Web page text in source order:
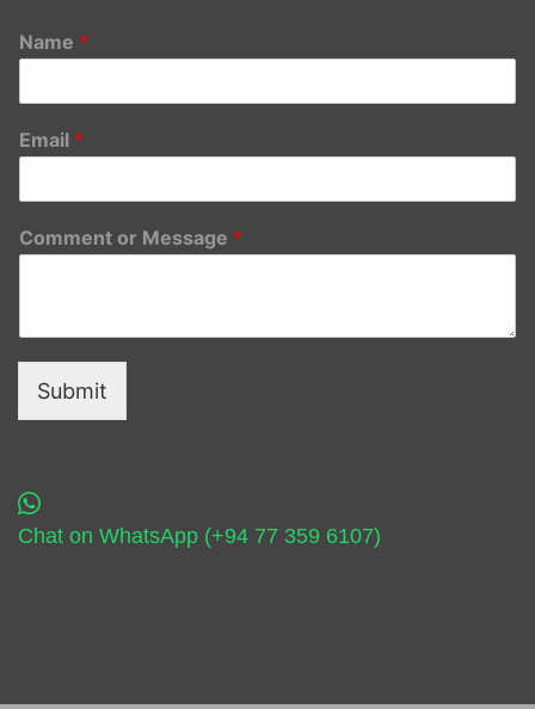
Name *
Email *
Comment or Message *
Submit
Chat on WhatsApp (+94 77 359 6107)